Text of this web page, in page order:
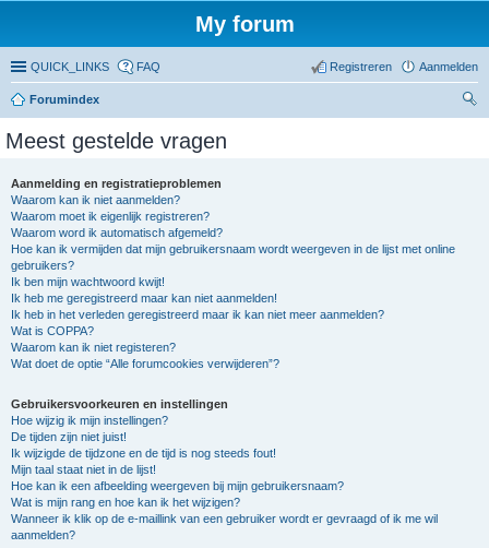
My forum
QUICK_LINKS FAQ Aanmelden
Registreren
Forumindex
Meest gestelde vragen
Aanmelding en registratieproblemen
Waarom kan ik niet aanmelden?
Waarom moet ik eigenlijk registreren?
Waarom word ik automatisch afgemeld?
Hoe kan ik vermijden dat mijn gebruikersnaam wordt weergeven in de lijst met online
gebruikers?
Ik ben mijn wachtwoord kwijt!
Ik heb me geregistreerd maar kan niet aanmelden!
Ik heb in het verleden geregistreerd maar ik kan niet meer aanmelden?
Wat is COPPA?
Waarom kan ik niet registeren?
Wat doet de optie “Alle forumcookies verwijderen”?
Gebruikersvoorkeuren en instellingen
Hoe wijzig ik mijn instellingen?
De tijden zijn niet juist!
Ik wijzigde de tijdzone en de tijd is nog steeds fout!
Mijn taal staat niet in de lijst!
Hoe kan ik een afbeelding weergeven bij mijn gebruikersnaam?
Wat is mijn rang en hoe kan ik het wijzigen?
Wanneer ik klik op de e-maillink van een gebruiker wordt er gevraagd of ik me wil
aanmelden?